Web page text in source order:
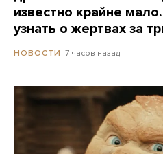
известно крайне
узнать о жертвах за
НОВОСТИ 7 часов назад